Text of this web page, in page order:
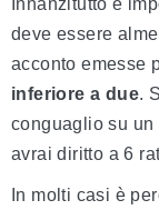
Innanzitutto è
deve essere
acconto emesse
inferiore a due.
conguaglio su un
avrai diritto a 6
In molti casi è